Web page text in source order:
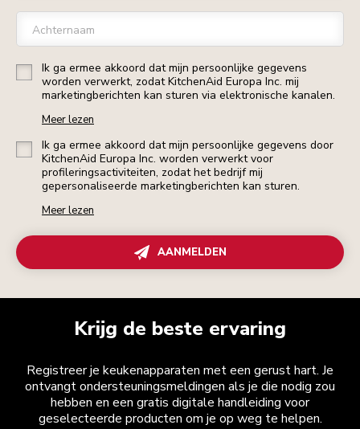
Achternaam
Ik ga ermee akkoord dat mijn persoonlijke gegevens
worden verwerkt, zodat KitchenAid Europa Inc. mij
marketingberichten kan sturen via elektronische kanalen.
Meer lezen
Ik ga ermee akkoord dat mijn persoonlijke gegevens door
KitchenAid Europa Inc. worden verwerkt voor
profileringsactiviteiten, zodat het bedrijf mij
gepersonaliseerde marketingberichten kan sturen.
Meer lezen
AANMELDEN
Krijg de beste ervaring
Registreer je keukenapparaten met een gerust hart. Je
ontvangt ondersteuningsmeldingen als je die nodig zou
hebben en een gratis digitale handleiding voor
geselecteerde producten om je op weg te helpen.